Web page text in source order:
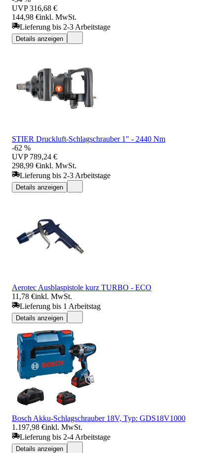
UVP 316,68 €
144,98 €inkl. MwSt.
Lieferung bis 2-3 Arbeitstage
Details anzeigen
STIER Druckluft-Schlagschrauber 1" - 2440 Nm
-62 %
UVP 789,24 €
298,99 €inkl. MwSt.
Lieferung bis 2-3 Arbeitstage
Details anzeigen
Aerotec Ausblaspistole kurz TURBO - ECO
11,78 €inkl. MwSt.
Lieferung bis 1 Arbeitstag
Details anzeigen
Bosch Akku-Schlagschrauber 18V, Typ: GDS18V1000
1.197,98 €inkl. MwSt.
Lieferung bis 2-4 Arbeitstage
Details anzeigen